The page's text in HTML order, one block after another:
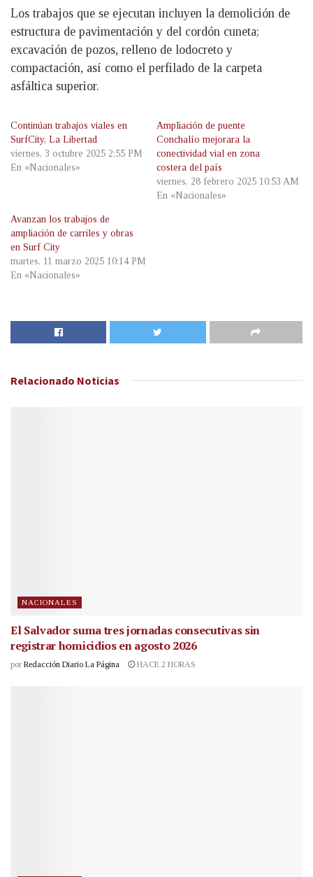
Los trabajos que se ejecutan incluyen la demolición de
estructura de pavimentación y del cordón cuneta;
excavación de pozos, relleno de lodocreto y
compactación, así como el perfilado de la carpeta
asfáltica superior.
Continúan trabajos viales en
SurfCity, La Libertad
viernes, 3 octubre 2025 2:55 PM
En «Nacionales»
Ampliación de puente
Conchalío mejorara la
conectividad vial en zona
costera del país
viernes, 28 febrero 2025 10:53 AM
En «Nacionales»
Avanzan los trabajos de
ampliación de carriles y obras
en Surf City
martes, 11 marzo 2025 10:14 PM
En «Nacionales»
Relacionado Noticias
NACIONALES
El Salvador suma tres jornadas consecutivas sin
registrar homicidios en agosto 2026
por Redacción Diario La Página HACE 2 HORAS